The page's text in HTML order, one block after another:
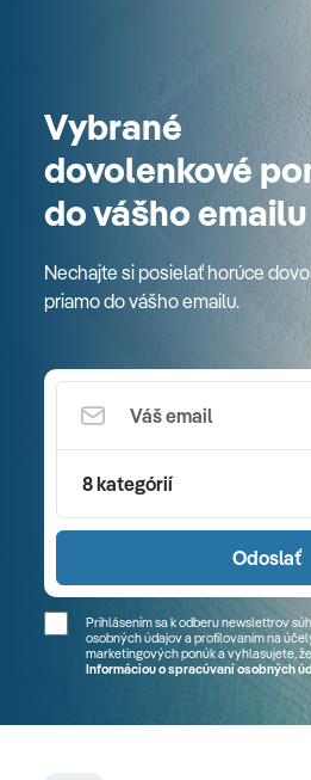
Vybrané
dovolenkové
do vášho emailu
Nechajte si posielať horúce
priamo do vášho emailu.
8 kategórií
Odoslať
Prihlásením sa k odberu newslettrov
osobných údajov a profilovaním na
marketingových ponúk a vyhlasujete,
Informáciou o spracúvaní osobných